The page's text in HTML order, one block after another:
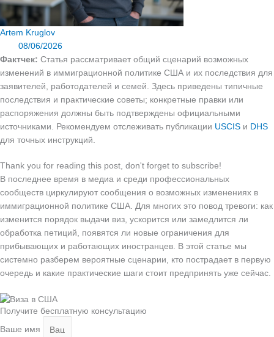
Artem Kruglov
08/06/2026
Фактчек: Статья рассматривает общий сценарий возможных
изменений в иммиграционной политике США и их последствия для
заявителей, работодателей и семей. Здесь приведены типичные
последствия и практические советы; конкретные правки или
распоряжения должны быть подтверждены официальными
источниками. Рекомендуем отслеживать публикации USCIS и DHS
для точных инструкций.
Thank you for reading this post, don't forget to subscribe!
В последнее время в медиа и среди профессиональных
сообществ циркулируют сообщения о возможных изменениях в
иммиграционной политике США. Для многих это повод тревоги: как
изменится порядок выдачи виз, ускорится или замедлится ли
обработка петиций, появятся ли новые ограничения для
прибывающих и работающих иностранцев. В этой статье мы
системно разберем вероятные сценарии, кто пострадает в первую
очередь и какие практические шаги стоит предпринять уже сейчас.
Получите бесплатную консультацию
Ваше имя